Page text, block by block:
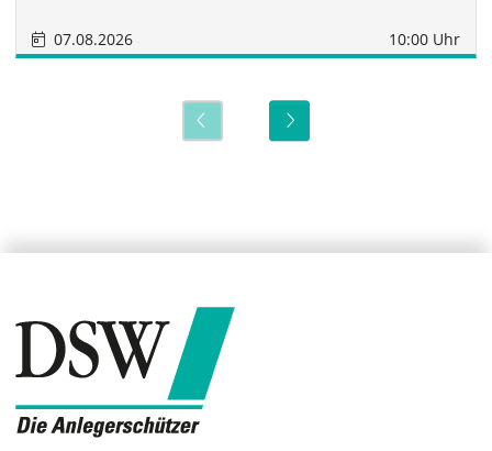
07.08.2026 10:00 Uhr